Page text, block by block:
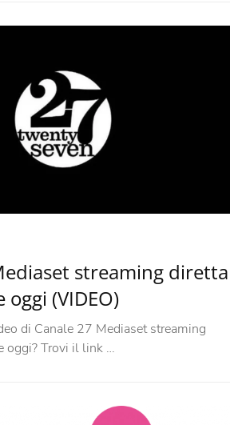
streaming diretta
(VIDEO)
di Canale 27 Mediaset streaming
oggi? Trovi il link …